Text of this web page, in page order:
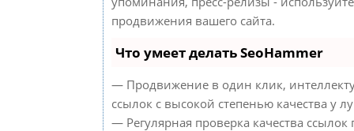
продвижения вашего сайта.
Что умеет делать SeoHammer
— Продвижение в один клик,
ссылок с высокой степенью качества у
— Регулярная проверка качества